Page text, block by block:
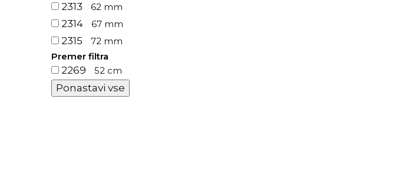
2313 62 mm
2314 67 mm
2315
72 mm
Premer filtra
2269 52 cm